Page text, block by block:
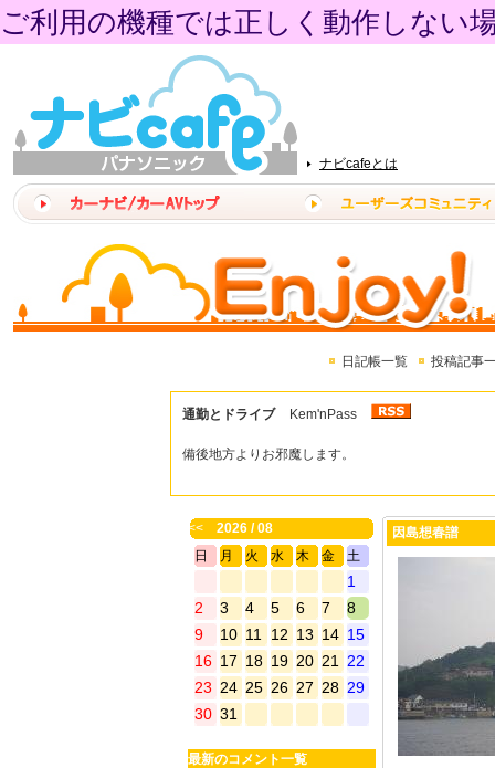
ご利用の機種では正しく動作しない
ナビcafeとは
日記帳一覧 投稿記事
通勤とドライブ Kem'nPass
備後地方よりお邪魔します。
<<
2026 / 08
日
月 火 水 木 金 土
1
2
3 4 5 6 7
8
9
10 11 12 13 14 15
16 17 18 19 20 21
22
23 24 25 26 27 28 29
30 31
最新のコメント一覧
因島想春譜